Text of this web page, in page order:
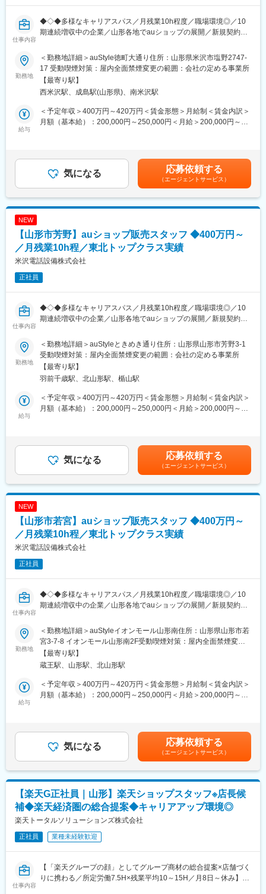
名）が在籍しております。平均年齢は28歳で20代の社員が多く、
職場は和気あいあいとしております。
■評価制度：
個人ノルマはなく、各店舗で目標数値を追っていきます。評価に
ついては、実績の評価と定性面の評価（10項目）の二つの軸で判
断されます。評価は上長との面談を通して決定します。
■当社の魅力：
◎働きやすい環境：月残業10h程度、育休・産休完備などワーク
ら2020年度まで10期連続増収中）
◎ホスピタリティー：お客様への気遣い、お客様ニーズのヒアリ
ングを徹底することにより、会社全体でNo.1を目指していく社風
仕事内容
◆◇◆多様なキャリアスパス／月残業10h程度／職場環境◎／10
期連続増収中の企業／山形各地でauショップの展開／新規契約件
■職務内容：
・新規加入・機種変更のご案内
・端末の操作説明
・彫金プラン・登録情報の変更や事務手続き
■入社後の研修：
入社後３～5日間の座学研修（企業理念、お客様との接し方、携帯
また、現在活躍している社員のほとんどが未経験から入社してお
り、前職では建設業、接客業、警察官として働いていた方もおり
ますので、未経験からでも安心してご入社いただけます。
プライベートの両立に合わせたキャリアを自由に描けます。2年目
以降はチーフをお任せすることが多く、過去には3年で店長になっ
た社員もおりますので、スピード感をもってキャリアップできま
す。
名）が在籍しております。平均年齢は28歳で20代の社員が多く、
職場は和気あいあいとしております。
■評価制度：
個人ノルマはなく、各店舗で目標数値を追っていきます。評価に
ついては、実績の評価と定性面の評価（10項目）の二つの軸で判
断されます。評価は上長との面談を通して決定します。
■当社の魅力：
◎働きやすい環境：月残業10h程度、育休・産休完備などワーク
ら2020年度まで10期連続増収中）
◎ホスピタリティー：お客様への気遣い、お客様ニーズのヒアリ
ングを徹底することにより、会社全体でNo.1を目指していく社風
勤務地
＜勤務地詳細＞auStyle徳町大通り住所：山形県米沢市塩野2747-
17 受動喫煙対策：屋内全面禁煙変更の範囲：会社の定める事業所
【最寄り駅】
西米沢駅、成島駅(山形県)、南米沢駅
給与
＜予定年収＞400万円～420万円＜賃金形態＞月給制＜賃金内訳＞
月額（基本給）：200,000円～250,000円＜月給＞200,000円～
給40万円＋賞与（経験6年）賃金はあくまでも目安の金額であ
り、選考を通じて上下する可能性があります。月給(月額)は固定手
気になる 応募依頼する
（エージェントサービス）
NEW
【山形市芳野】auショップ販売スタッフ ◆400万円～
／月残業10h程／東北トップクラス実績
米沢電話設備株式会社
正社員
仕事内容
◆◇◆多様なキャリアスパス／月残業10h程度／職場環境◎／10
期連続増収中の企業／山形各地でauショップの展開／新規契約件
■職務内容：
・新規加入・機種変更のご案内
・端末の操作説明
・彫金プラン・登録情報の変更や事務手続き
■入社後の研修：
入社後３～5日間の座学研修（企業理念、お客様との接し方、携帯
また、現在活躍している社員のほとんどが未経験から入社してお
り、前職では建設業、接客業、警察官として働いていた方もおり
ますので、未経験からでも安心してご入社いただけます。
プライベートの両立に合わせたキャリアを自由に描けます。2年目
以降はチーフをお任せすることが多く、過去には3年で店長になっ
た社員もおりますので、スピード感をもってキャリアップできま
す。
名）が在籍しております。平均年齢は28歳で20代の社員が多く、
職場は和気あいあいとしております。
■評価制度：
個人ノルマはなく、各店舗で目標数値を追っていきます。評価に
ついては、実績の評価と定性面の評価（10項目）の二つの軸で判
断されます。評価は上長との面談を通して決定します。
■当社の魅力：
◎働きやすい環境：月残業10h程度、育休・産休完備などワーク
ら2020年度まで10期連続増収中）
◎ホスピタリティー：お客様への気遣い、お客様ニーズのヒアリ
ングを徹底することにより、会社全体でNo.1を目指していく社風
変更の範囲：会社の定める業務
勤務地
＜勤務地詳細＞auStyleときめき通り住所：山形県山形市芳野3-1
受動喫煙対策：屋内全面禁煙変更の範囲：会社の定める事業所
【最寄り駅】
羽前千歳駅、北山形駅、楯山駅
給与
＜予定年収＞400万円～420万円＜賃金形態＞月給制＜賃金内訳＞
月額（基本給）：200,000円～250,000円＜月給＞200,000円～
給40万円＋賞与（経験6年）賃金はあくまでも目安の金額であ
り、選考を通じて上下する可能性があります。月給(月額)は固定手
気になる 応募依頼する
（エージェントサービス）
NEW
【山形市若宮】auショップ販売スタッフ ◆400万円～
／月残業10h程／東北トップクラス実績
米沢電話設備株式会社
正社員
仕事内容
◆◇◆多様なキャリアスパス／月残業10h程度／職場環境◎／10
期連続増収中の企業／山形各地でauショップの展開／新規契約件
■職務内容：
・新規加入・機種変更のご案内
・端末の操作説明
・彫金プラン・登録情報の変更や事務手続き
■入社後の研修：
入社後３～5日間の座学研修（企業理念、お客様との接し方、携帯
また、現在活躍している社員のほとんどが未経験から入社してお
り、前職では建設業、接客業、警察官として働いていた方もおり
ますので、未経験からでも安心してご入社いただけます。
販売スキルを極めるスペシャリストコースや、店長・エリアSVを
目指すマネジメントコースから選択が可能です。ご自身の志向や
プライベートの両立に合わせたキャリアを自由に描けます。2年目
以降はチーフをお任せすることが多く、過去には3年で店長になっ
す。
入社後の配属となる、auショップ長井には7名（男性2名、女性5
名）が在籍しております。平均年齢は28歳で20代の社員が多く、
勤務地
＜勤務地詳細＞auStyleイオンモール山形南住所：山形県山形市若
宮3-7-8 イオンモール山形南2F受動喫煙対策：屋内全面禁煙変更
の範囲：会社の定める事業所
【最寄り駅】
蔵王駅、山形駅、北山形駅
給与
＜予定年収＞400万円～420万円＜賃金形態＞月給制＜賃金内訳＞
月額（基本給）：200,000円～250,000円＜月給＞200,000円～
給40万円＋賞与（経験6年）賃金はあくまでも目安の金額であ
り、選考を通じて上下する可能性があります。月給(月額)は固定手
気になる 応募依頼する
（エージェントサービス）
【楽天G正社員｜山形】楽天ショップスタッフ※店長候
補◆楽天経済圏の総合提案◆キャリアアップ環境◎
楽天トータルソリューションズ株式会社
正社員 業種未経験歓迎
仕事内容
【「楽天グループの顔」としてグループ商材の総合提案×店舗づく
りに携わる／所定労働7.5H×残業平均10～15H／月8日～休み】